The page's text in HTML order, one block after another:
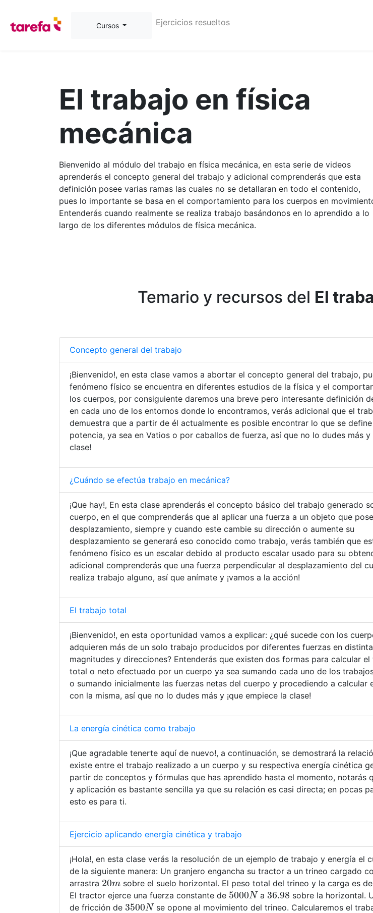
Cursos Ejercicios resueltos
El trabajo en física
mecánica
Bienvenido al módulo del trabajo en física mecánica, en esta serie de videos
aprenderás el concepto general del trabajo y adicional comprenderás que esta
definición posee varias ramas las cuales no se detallaran en todo el contenido,
pues lo importante se basa en el comportamiento para los cuerpos en
Entenderás cuando realmente se realiza trabajo basándonos en lo aprendido a lo
largo de los diferentes módulos de física mecánica.
Temario y recursos del El
Concepto general del trabajo
¡Bienvenido!, en esta clase vamos a abortar el concepto general del trabajo,
fenómeno físico se encuentra en diferentes estudios de la física y el
los cuerpos, por consiguiente daremos una breve pero interesante definición
en cada uno de los entornos donde lo encontramos, verás adicional que el
demuestra que a partir de él actualmente es posible encontrar lo que se
potencia, ya sea en Vatios o por caballos de fuerza, así que no lo dudes más y
clase!
¿Cuándo se efectúa trabajo en mecánica?
¡Que hay!, En esta clase aprenderás el concepto básico del trabajo generado
cuerpo, en el que comprenderás que al aplicar una fuerza a un objeto que
desplazamiento, siempre y cuando este cambie su dirección o aumente su
desplazamiento se generará eso conocido como trabajo, verás también que
fenómeno físico es un escalar debido al producto escalar usado para su
adicional comprenderás que una fuerza perpendicular al desplazamiento del
realiza trabajo alguno, así que anímate y ¡vamos a la acción!
El trabajo total
¡Bienvenido!, en esta oportunidad vamos a explicar: ¿qué sucede con los
adquieren más de un solo trabajo producidos por diferentes fuerzas en
magnitudes y direcciones? Entenderás que existen dos formas para calcular el
total o neto efectuado por un cuerpo ya sea sumando cada uno de los
o sumando inicialmente las fuerzas netas del cuerpo y procediendo a calcular
con la misma, así que no lo dudes más y ¡que empiece la clase!
La energía cinética como trabajo
¡Que agradable tenerte aquí de nuevo!, a continuación, se demostrará la
existe entre el trabajo realizado a un cuerpo y su respectiva energía cinética
partir de conceptos y fórmulas que has aprendido hasta el momento, notarás
y aplicación es bastante sencilla ya que su relación es casi directa; en pocas
esto es para ti.
Ejercicio aplicando energía cinética y trabajo
¡Hola!, en esta clase verás la resolución de un ejemplo de trabajo y energía el
de la siguiente manera: Un granjero engancha su tractor a un trineo cargado
arrastra 20msobre el suelo horizontal. El peso total del trineo y la carga es de
El tractor ejerce una fuerza constante de 5000Na 36.98sobre la horizontal.
de fricción de 3500Nse opone al movimiento del trineo. Calcularemos el